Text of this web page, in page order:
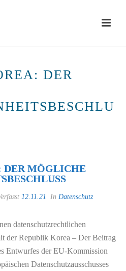
DER
DER MÖGLICHE
12.11.21 In Datenschutz
datenschutzrechtlichen
der Republik Korea – Der Beitrag
Entwurfes der EU-Kommission
Datenschutzausschusses